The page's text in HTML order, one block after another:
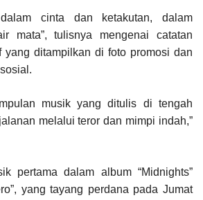
cinta dan ketakutan, dalam
mata”, tulisnya mengenai catatan
yang ditampilkan di foto promosi dan
musik yang ditulis di tengah
melalui teror dan mimpi indah,”
pertama dalam album “Midnights”
yang tayang perdana pada Jumat